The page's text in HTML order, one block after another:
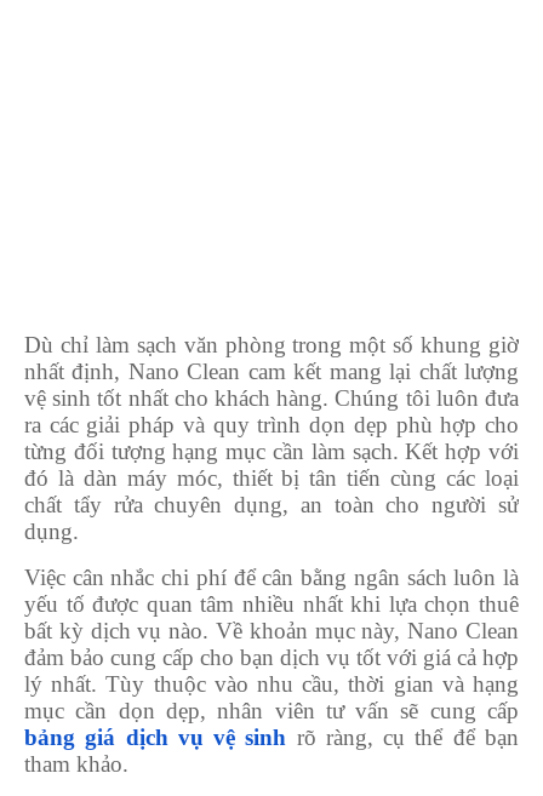
Dù chỉ làm sạch văn phòng trong một số khung giờ
nhất định, Nano Clean cam kết mang lại chất lượng
vệ sinh tốt nhất cho khách hàng. Chúng tôi luôn đưa
ra các giải pháp và quy trình dọn dẹp phù hợp cho
từng đối tượng hạng mục cần làm sạch. Kết hợp với
đó là dàn máy móc, thiết bị tân tiến cùng các loại
chất tẩy rửa chuyên dụng, an toàn cho người sử
dụng.
Việc cân nhắc chi phí để cân bằng ngân sách luôn là
yếu tố được quan tâm nhiều nhất khi lựa chọn thuê
bất kỳ dịch vụ nào. Về khoản mục này, Nano Clean
đảm bảo cung cấp cho bạn dịch vụ tốt với giá cả hợp
lý nhất. Tùy thuộc vào nhu cầu, thời gian và hạng
mục cần dọn dẹp, nhân viên tư vấn sẽ cung cấp
bảng giá dịch vụ vệ sinh rõ ràng, cụ thể để bạn
tham khảo.